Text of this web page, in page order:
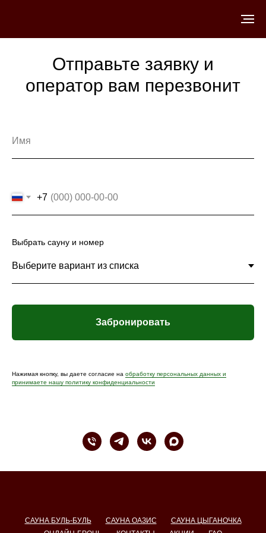
Отправьте заявку и
оператор вам перезвонит
+7
Выбрать сауну и номер
Забронировать
Нажимая кнопку, вы даете согласие на обработку персональных данных и
принимаете нашу политику конфиденциальности
САУНА БУЛЬ-БУЛЬ САУНА ОАЗИС
САУНА ЦЫГАНОЧКА